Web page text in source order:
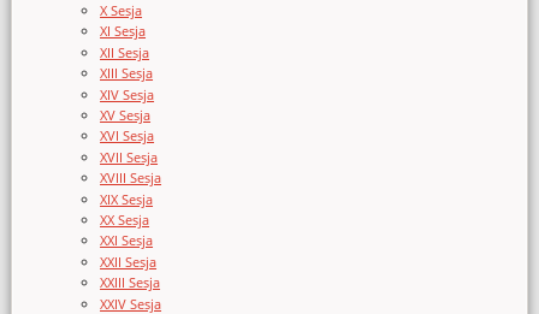
X Sesja
XI Sesja
XII Sesja
XIII Sesja
XIV Sesja
XV Sesja
XVI Sesja
XVII Sesja
XVIII Sesja
XIX Sesja
XX Sesja
XXI Sesja
XXII Sesja
XXIII Sesja
XXIV Sesja